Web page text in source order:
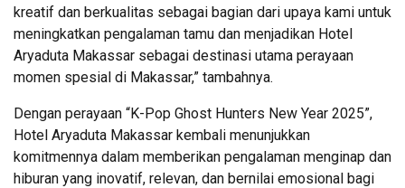
kreatif dan berkualitas sebagai bagian dari upaya kami untuk
meningkatkan pengalaman tamu dan menjadikan Hotel
Aryaduta Makassar sebagai destinasi utama perayaan
momen spesial di Makassar,” tambahnya.
Dengan perayaan “K-Pop Ghost Hunters New Year 2025”,
Hotel Aryaduta Makassar kembali menunjukkan
komitmennya dalam memberikan pengalaman menginap dan
hiburan yang inovatif, relevan, dan bernilai emosional bagi